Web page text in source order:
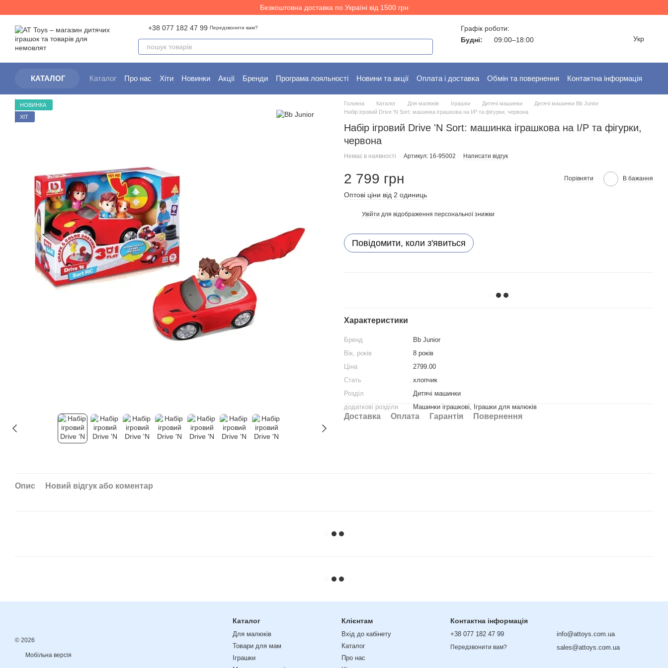
Безкоштовна доставка по Україні від 1500 грн
+38 077 182 47 99 Передзвонити вам?
Графік роботи:
Будні:
09:00–18:00 Укр
КАТАЛОГ Каталог Про нас Хіти Новинки Акції Бренди Програма лояльності Новини та акції Оплата і доставка Обмін та повернення
Контактна інформація
НОВИНКА
ХІТ
Головна Каталог Для малюків Іграшки Дитячі машинки
Дитячі машинки Bb Junior
Набір ігровий Drive 'N Sort: машинка іграшкова на І/Р та фігурки, червона
Набір ігровий Drive 'N Sort: машинка іграшкова на І/Р та фігурки,
червона
Немає в наявності Артикул: 16-95002 Написати відгук
2 799 грн Порівняти В бажання
Оптові ціни від 2 одиниць
Увійти для відображення персональної знижки
Повідомити, коли з'явиться
Характеристики
Бренд
Bb Junior
Вік, років
8 років
Ціна
2799.00
Стать
хлопчик
Розділ
Дитячі машинки
додаткові розділи
Машинки іграшкові, Іграшки для малюків
Доставка Оплата Гарантія Повернення
Опис Новий відгук або коментар
© 2026
Мобільна версія
Каталог
Для малюків
Товари для мам
Іграшки
Клієнтам
Вхід до кабінету
Каталог
Про нас
Контактна інформація
+38 077 182 47 99
Передзвонити вам?
info@attoys.com.ua
sales@attoys.com.ua